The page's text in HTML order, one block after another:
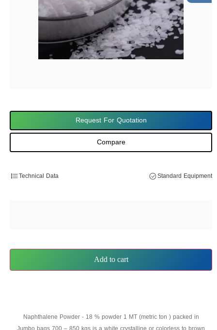
Request For Quotation
Compare
Technical Data Standard Equipment
Add to cart
Naphthalene Powder - 18 % powder 1 MT (metric ton ) packed in